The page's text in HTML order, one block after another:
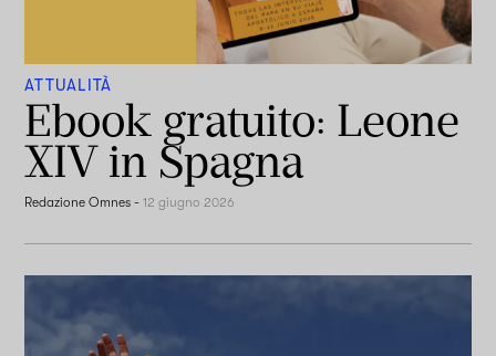
ATTUALITÀ
Ebook gratuito: Leone
XIV in Spagna
Redazione Omnes -12 giugno 2026